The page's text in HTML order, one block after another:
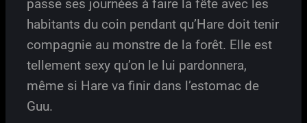
passe ses journées à faire la fête avec les
habitants du coin pendant qu’Hare doit tenir
compagnie au monstre de la forêt. Elle est
tellement sexy qu’on le lui pardonnera,
même si Hare va finir dans l’estomac de
Guu.